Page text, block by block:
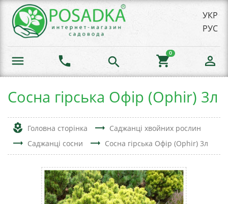
УКР
РУС
menu phone search shopping_cart
0
person_outline
Сосна гірська Офір (Ophir) 3л
local_florist Головна сторінка trending_flat Саджанці хвойних рослин
trending_flat Саджанці сосни trending_flat Сосна гірська Офір (Ophir) 3л